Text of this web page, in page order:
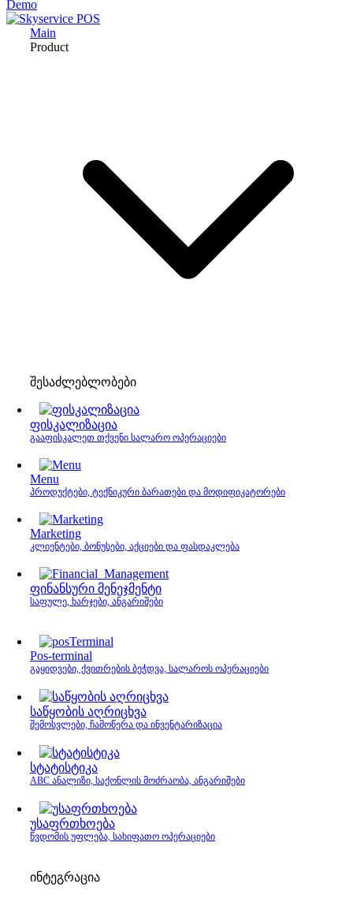
Demo
Main
Product
შესაძლებლობები
ფისკალიზაცია
გააფისკალეთ თქვენი სალარო ოპერაციები
Menu
პროდუქტები, ტექნიკური ბარათები და მოდიფიკატორები
Marketing
კლიენტები, ბონუსები, აქციები და ფასდაკლება
ფინანსური მენეჯმენტი
საფულე, ხარჯები, ანგარიშები
Pos-terminal
გაყიდვები, ქვითრების ბეჭდვა, სალაროს ოპერაციები
საწყობის აღრიცხვა
შემოსვლები, ჩამოწერა და ინვენტარიზაცია
სტატისტიკა
ABC ანალიზი, საქონლის მოძრაობა, ანგარიშები
უსაფრთხოება
წვდომის უფლება, სახიფათო ოპერაციები
ინტეგრაცია